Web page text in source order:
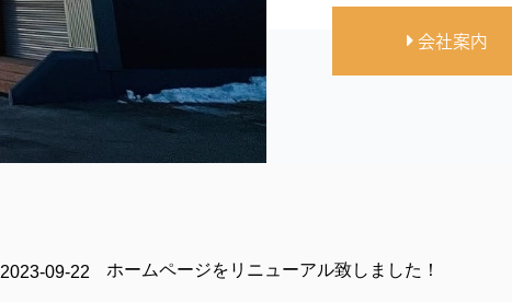
会社案内
2023-09-22 ホームページをリニューアル致しました！